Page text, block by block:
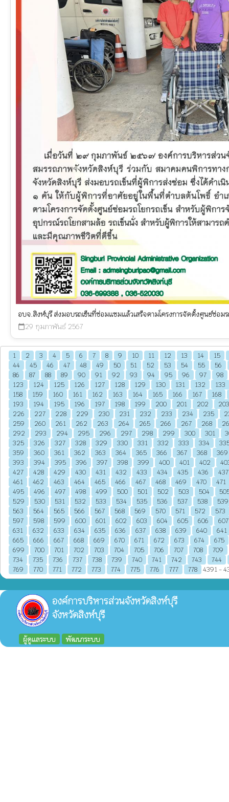
อบจ.สิงห์บุรี ส่งมอบรถเข็นที่ซ่อมแซมแล้วเสร็จตามโครงการจัดตั้งศูนย์ซ่อมร
calendar_today 29 กุมภาพันธ์ 2567
1 2 3 4 5 6 7 8 9 10 11 12 13 14
15
44
45 46 47 48 49 50 51 52 53 54 55
56
86
87 88 89 90 91 92 93 94 95 96 97
98
123
124 125 126 127 128 129 130 131 132
133
158
159 160 161 162 163 164 165 166 167
168
193
194 195 196 197 198 199 200 201 202
203
226
227 228 229 230 231 232 233 234 235
259
260 261 262 263 264 265 266 267 268
292
293 294 295 296 297 298 299 300 301
325
326 327 328 329 330 331 332 333 334
359
360 361 362 363 364 365 366 367 368
369
393
394 395 396 397 398 399 400 401 402
427
428 429 430 431 432 433 434 435 436
437
461
462 463 464 465 466 467 468 469 470
471
495
496 497 498 499 500 501 502 503 504
529
530 531 532 533 534 535 536 537 538
539
563
564 565 566 567 568 569 570 571 572
573
597
598 599 600 601 602 603 604 605 606
607
631
632 633 634 635 636 637 638 639 640
641
665
666 667 668 669 670 671 672 673 674
675
699
700 701 702 703 704 705 706 707 708
709
734
735 736 737 738 739 740 741 742 743
744
769
770 771 772 773 774 775 776 777 778 4391 -
องค์การบริหารส่วนจังหวัดสิงห์บุรี
จังหวัดสิงห์บุรี
ผู้ดูแลระบบ พัฒนาระบบ